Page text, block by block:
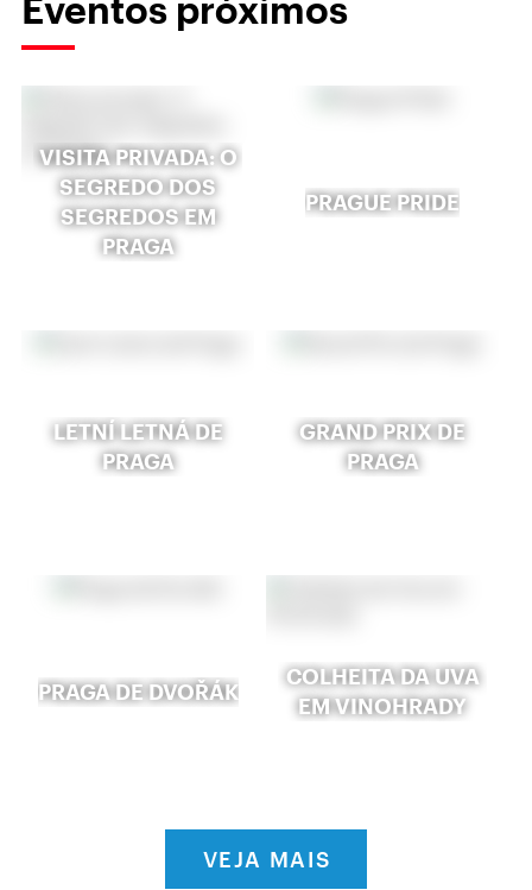
Eventos próximos
VISITA PRIVADA: O
SEGREDO DOS
SEGREDOS EM
PRAGA
PRAGUE PRIDE
LETNÍ LETNÁ DE
PRAGA
GRAND PRIX DE
PRAGA
PRAGA DE DVOŘÁK
COLHEITA DA UVA
EM VINOHRADY
VEJA MAIS